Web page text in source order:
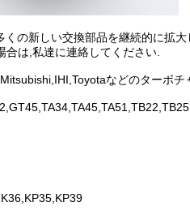
の新しい交換部品を継続的に拡
は,私達に連絡してください.
などのターボチ